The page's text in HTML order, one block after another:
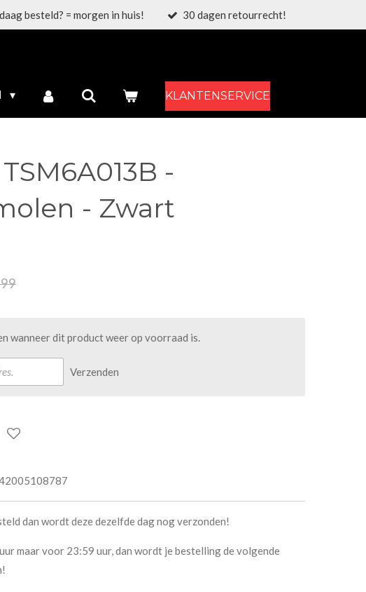
besteld? = morgen in huis! 30 dagen retourrecht!
KLANTENSERVICE
-
- Zwart
wanneer dit product weer op voorraad is.
Verzenden
dan wordt deze dezelfde dag nog verzonden!
maar voor 23:59 uur, dan wordt je bestelling de volgende